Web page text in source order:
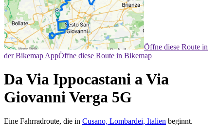
Öffne diese Route in
der Bikemap AppÖffne diese Route in Bikemap
Da Via Ippocastani a Via
Giovanni Verga 5G
Eine Fahrradroute, die in Cusano, Lombardei, Italien beginnt.